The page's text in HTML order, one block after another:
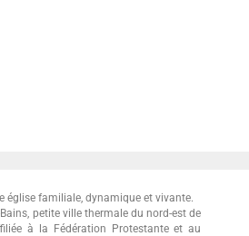
église familiale, dynamique et vivante.
petite ville thermale du nord-est de
à la Fédération Protestante et au